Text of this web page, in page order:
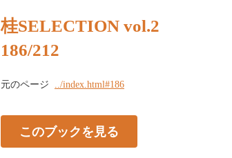
桂SELECTION vol.2
186/212
元のページ ../index.html#186
このブックを見る